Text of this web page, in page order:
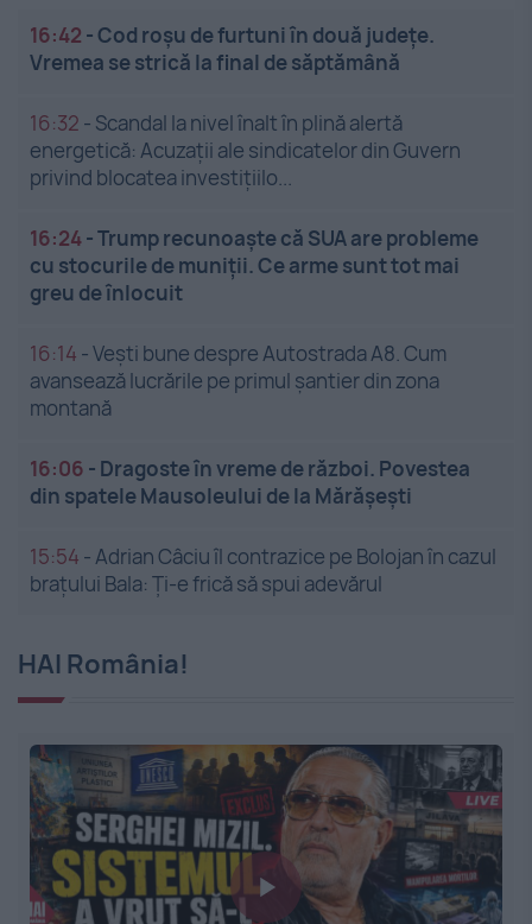
16:42 -Cod roșu de furtuni în două județe.
Vremea se strică la final de săptămână
16:32 - Scandal la nivel înalt în plină alertă
energetică: Acuzații ale sindicatelor din Guvern
privind blocatea investițiilo...
16:24-Trump recunoaște că SUA are probleme
cu stocurile de muniții. Ce arme sunt tot mai
greu de înlocuit
16:14 -Vești bune despre Autostrada A8. Cum
avansează lucrările pe primul șantier din zona
montană
16:06 - Dragoste în vreme de război. Povestea
din spatele Mausoleului de la Mărășești
15:54 -Adrian Câciu îl contrazice pe Bolojan în cazul
brațului Bala: Ți-e frică să spui adevărul
HAI România!